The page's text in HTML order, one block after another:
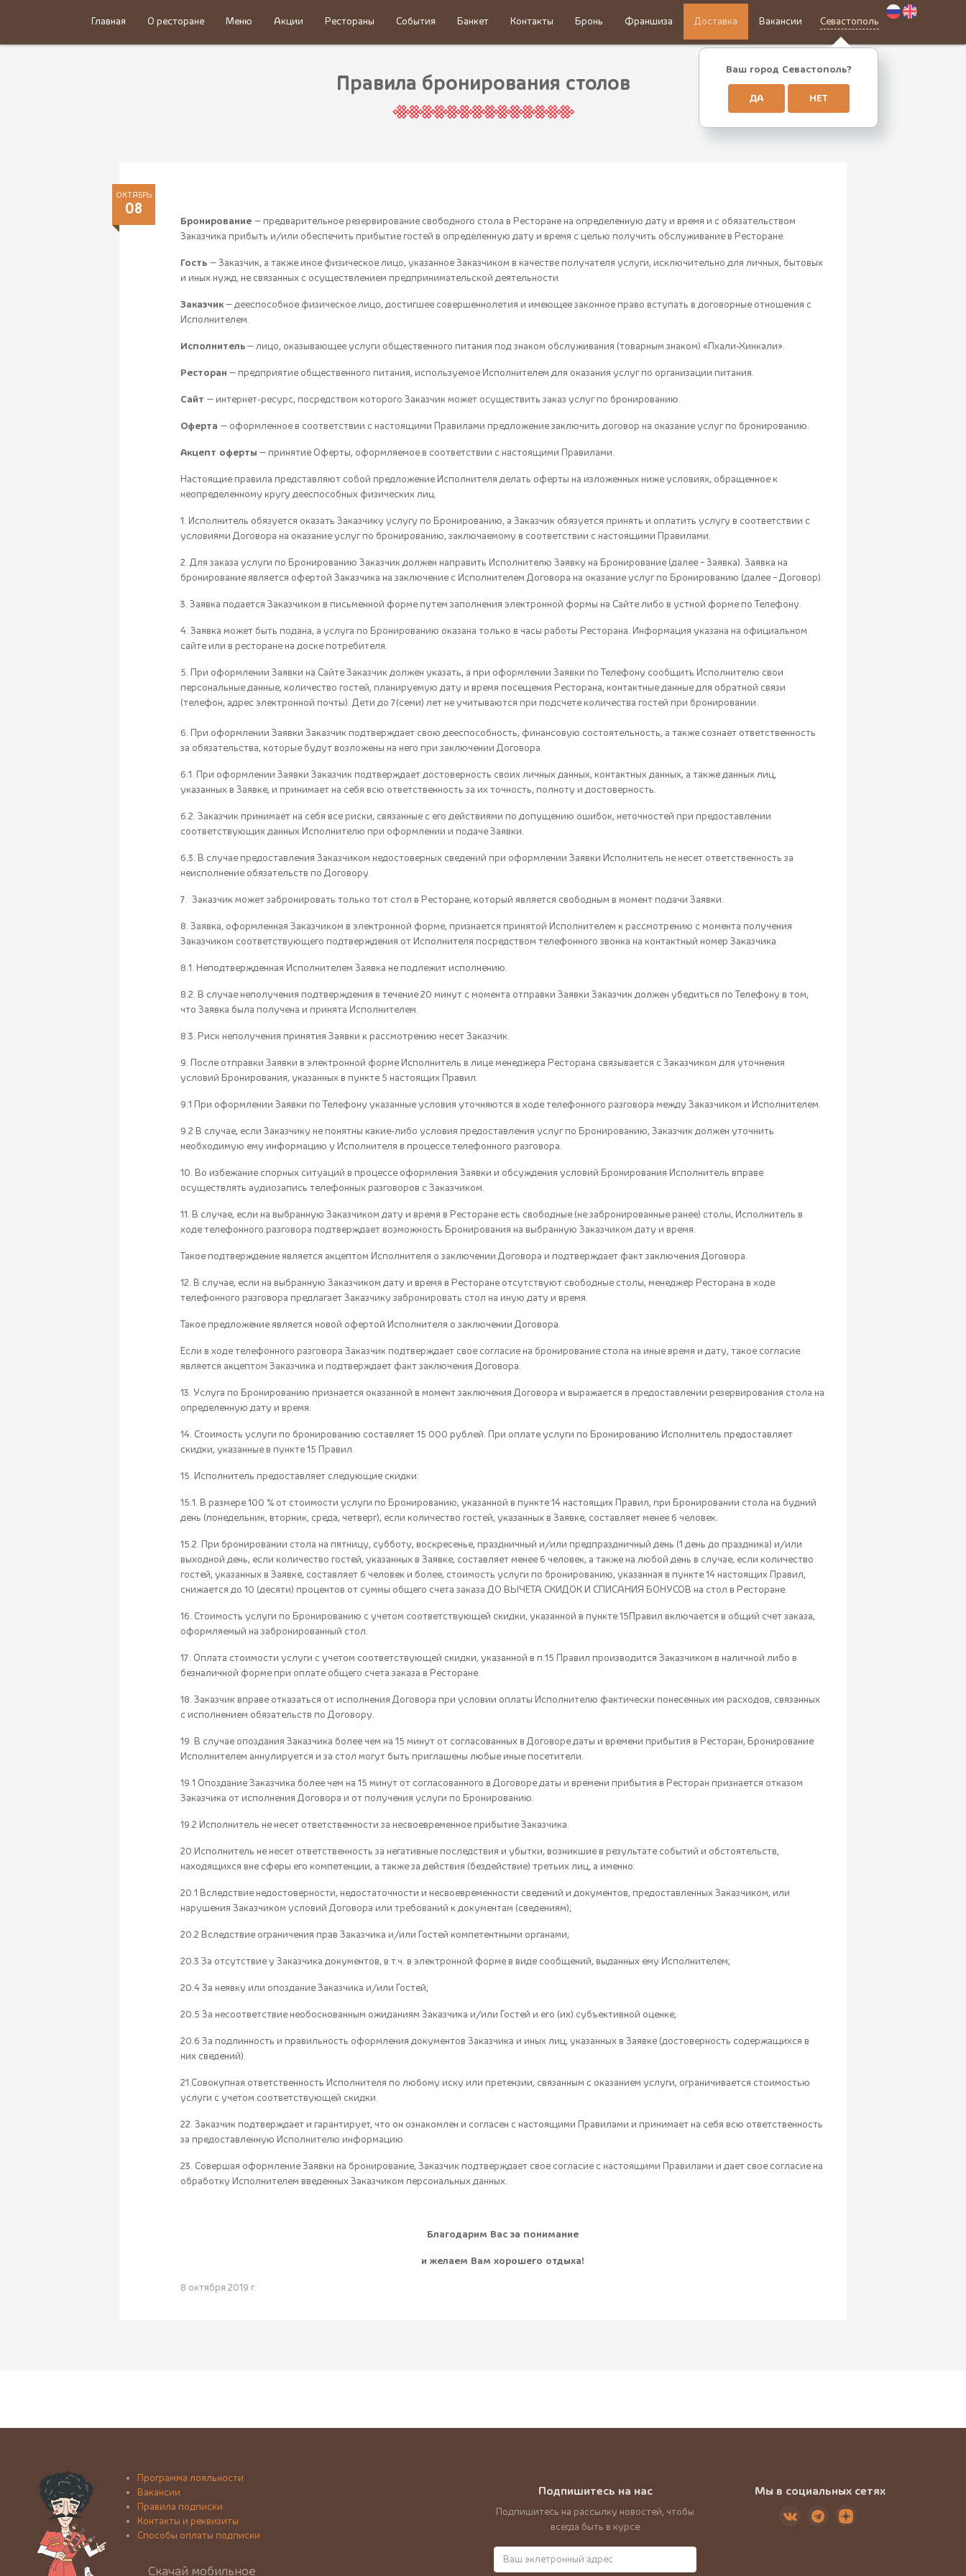
Главная О ресторане Меню Акции Рестораны События Банкет Контакты Бронь Франшиза Доставка Вакансии Севастополь
Ваш город Севастополь?
ДА НЕТ
Правила бронирования столов
Бронирование— предварительное резервирование свободного стола в Ресторане на определенную дату и время и с обязательством
Заказчика прибыть и/или обеспечить прибытие гостей в определенную дату и время с целью получить обслуживание в Ресторане.
Гость— Заказчик, а также иное физическое лицо, указанное Заказчиком в качестве получателя услуги, исключительно для личных, бытовых
и иных нужд, не связанных с осуществлением предпринимательской деятельности.
Заказчик— дееспособное физическое лицо, достигшее совершеннолетия и имеющее законное право вступать в договорные отношения с
Исполнителем.
Исполнитель— лицо, оказывающее услуги общественного питания под знаком обслуживания (товарным знаком) «Пхали-Хинкали».
Ресторан — предприятие общественного питания, используемое Исполнителем для оказания услуг по организации питания.
Сайт— интернет-ресурс, посредством которого Заказчик может осуществить заказ услуг по бронированию.
Оферта— оформленное в соответствии с настоящими Правилами предложение заключить договор на оказание услуг по бронированию.
Акцепт оферты — принятие Оферты, оформляемое в соответствии с настоящими Правилами.
Настоящие правила представляют собой предложение Исполнителя делать оферты на изложенных ниже условиях, обращенное к
неопределенному кругу дееспособных физических лиц.
1. Исполнитель обязуется оказать Заказчику услугу по Бронированию, а Заказчик обязуется принять и оплатить услугу в соответствии с
условиями Договора на оказание услуг по бронированию, заключаемому в соответствии с настоящими Правилами.
2. Для заказа услуги по Бронированию Заказчик должен направить Исполнителю Заявку на Бронирование (далее – Заявка). Заявка на
бронирование является офертой Заказчика на заключение с Исполнителем Договора на оказание услуг по Бронированию (далее – Договор).
3. Заявка подается Заказчиком в письменной форме путем заполнения электронной формы на Сайте либо в устной форме по Телефону.
4. Заявка может быть подана, а услуга по Бронированию оказана только в часы работы Ресторана. Информация указана на официальном
сайте или в ресторане на доске потребителя.
5. При оформлении Заявки на Сайте Заказчик должен указать, а при оформлении Заявки по Телефону сообщить Исполнителю свои
персональные данные, количество гостей, планируемую дату и время посещения Ресторана, контактные данные для обратной связи
(телефон, адрес электронной почты). Дети до 7(семи) лет не учитываются при подсчете количества гостей при бронировании.
6. При оформлении Заявки Заказчик подтверждает свою дееспособность, финансовую состоятельность, а также сознает ответственность
за обязательства, которые будут возложены на него при заключении Договора.
6.1. При оформлении Заявки Заказчик подтверждает достоверность своих личных данных, контактных данных, а также данных лиц,
указанных в Заявке, и принимает на себя всю ответственность за их точность, полноту и достоверность.
6.2. Заказчик принимает на себя все риски, связанные с его действиями по допущению ошибок, неточностей при предоставлении
соответствующих данных Исполнителю при оформлении и подаче Заявки.
6.3. В случае предоставления Заказчиком недостоверных сведений при оформлении Заявки Исполнитель не несет ответственность за
неисполнение обязательств по Договору.
7. Заказчик может забронировать только тот стол в Ресторане, который является свободным в момент подачи Заявки.
8. Заявка, оформленная Заказчиком в электронной форме, признается принятой Исполнителем к рассмотрению с момента получения
Заказчиком соответствующего подтверждения от Исполнителя посредством телефонного звонка на контактный номер Заказчика.
8.1. Неподтвержденная Исполнителем Заявка не подлежит исполнению.
8.2. В случае неполучения подтверждения в течение 20 минут с момента отправки Заявки Заказчик должен убедиться по Телефону в том,
что Заявка была получена и принята Исполнителем.
8.3. Риск неполучения принятия Заявки к рассмотрению несет Заказчик.
9. После отправки Заявки в электронной форме Исполнитель в лице менеджера Ресторана связывается с Заказчиком для уточнения
условий Бронирования, указанных в пункте 5 настоящих Правил.
9.1 При оформлении Заявки по Телефону указанные условия уточняются в ходе телефонного разговора между Заказчиком и Исполнителем.
9.2 В случае, если Заказчику не понятны какие-либо условия предоставления услуг по Бронированию, Заказчик должен уточнить
необходимую ему информацию у Исполнителя в процессе телефонного разговора.
10. Во избежание спорных ситуаций в процессе оформления Заявки и обсуждения условий Бронирования Исполнитель вправе
осуществлять аудиозапись телефонных разговоров с Заказчиком.
11. В случае, если на выбранную Заказчиком дату и время в Ресторане есть свободные (не забронированные ранее) столы, Исполнитель в
ходе телефонного разговора подтверждает возможность Бронирования на выбранную Заказчиком дату и время.
Такое подтверждение является акцептом Исполнителя о заключении Договора и подтверждает факт заключения Договора.
12. В случае, если на выбранную Заказчиком дату и время в Ресторане отсутствуют свободные столы, менеджер Ресторана в ходе
телефонного разговора предлагает Заказчику забронировать стол на иную дату и время.
Такое предложение является новой офертой Исполнителя о заключении Договора.
Если в ходе телефонного разговора Заказчик подтверждает свое согласие на бронирование стола на иные время и дату, такое согласие
является акцептом Заказчика и подтверждает факт заключения Договора.
13. Услуга по Бронированию признается оказанной в момент заключения Договора и выражается в предоставлении резервирования стола на
определенную дату и время.
14. Стоимость услуги по бронированию составляет 15 000 рублей. При оплате услуги по Бронированию Исполнитель предоставляет
скидки, указанные в пункте 15 Правил.
15. Исполнитель предоставляет следующие скидки:
15.1. В размере 100 % от стоимости услуги по Бронированию, указанной в пункте 14 настоящих Правил, при Бронировании стола на будний
день (понедельник, вторник, среда, четверг), если количество гостей, указанных в Заявке, составляет менее 6 человек.
15.2. При бронировании стола на пятницу, субботу, воскресенье, праздничный и/или предпраздничный день (1 день до праздника) и/или
выходной день, если количество гостей, указанных в Заявке, составляет менее 6 человек, а также на любой день в случае, если количество
гостей, указанных в Заявке, составляет 6 человек и более, стоимость услуги по бронированию, указанная в пункте 14 настоящих Правил,
снижается до 10 (десяти) процентов от суммы общего счета заказа ДО ВЫЧЕТА СКИДОК И СПИСАНИЯ БОНУСОВ на стол в Ресторане.
16. Стоимость услуги по Бронированию с учетом соответствующей скидки, указанной в пункте 15Правил включается в общий счет заказа,
оформляемый на забронированный стол.
17. Оплата стоимости услуги с учетом соответствующей скидки, указанной в п.15 Правил производится Заказчиком в наличной либо в
безналичной форме при оплате общего счета заказа в Ресторане.
18. Заказчик вправе отказаться от исполнения Договора при условии оплаты Исполнителю фактически понесенных им расходов, связанных
с исполнением обязательств по Договору.
19. В случае опоздания Заказчика более чем на 15 минут от согласованных в Договоре даты и времени прибытия в Ресторан, Бронирование
Исполнителем аннулируется и за стол могут быть приглашены любые иные посетители.
19.1 Опоздание Заказчика более чем на 15 минут от согласованного в Договоре даты и времени прибытия в Ресторан признается отказом
Заказчика от исполнения Договора и от получения услуги по Бронированию.
19.2 Исполнитель не несет ответственности за несвоевременное прибытие Заказчика.
20.Исполнитель не несет ответственность за негативные последствия и убытки, возникшие в результате событий и обстоятельств,
находящихся вне сферы его компетенции, а также за действия (бездействие) третьих лиц, а именно:
20.1 Вследствие недостоверности, недостаточности и несвоевременности сведений и документов, предоставленных Заказчиком, или
нарушения Заказчиком условий Договора или требований к документам (сведениям);
20.2 Вследствие ограничения прав Заказчика и/или Гостей компетентными органами;
20.3 За отсутствие у Заказчика документов, в т.ч. в электронной форме в виде сообщений, выданных ему Исполнителем;
20.4 За неявку или опоздание Заказчика и/или Гостей;
20.5 За несоответствие необоснованным ожиданиям Заказчика и/или Гостей и его (их) субъективной оценке;
20.6 За подлинность и правильность оформления документов Заказчика и иных лиц, указанных в Заявке (достоверность содержащихся в
них сведений).
21.Совокупная ответственность Исполнителя по любому иску или претензии, связанным с оказанием услуги, ограничивается стоимостью
услуги с учетом соответствующей скидки.
22. Заказчик подтверждает и гарантирует, что он ознакомлен и согласен с настоящими Правилами и принимает на себя всю ответственность
за предоставленную Исполнителю информацию.
23. Совершая оформление Заявки на бронирование, Заказчик подтверждает свое согласие с настоящими Правилами и дает свое согласие на
обработку Исполнителем введенных Заказчиком персональных данных.
Благодарим Вас за понимание
и желаем Вам хорошего отдыха!
8 октября 2019 г.
ОКТЯБРЬ
08
Программа лояльности
Вакансии
Правила подписки
Контакты и реквизиты
Способы оплаты подписки
Скачай мобильное
Подпишитесь на нас
Подпишитесь на рассылку новостей, чтобы
всегда быть в курсе
Мы в социальных сетях